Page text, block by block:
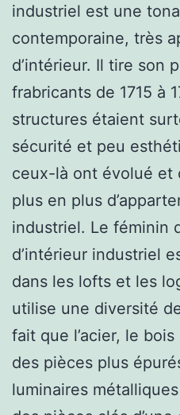
industriel est une
contemporaine, très
d’intérieur. Il tire son
frabricants de 1715 à
structures étaient
sécurité et peu
ceux-là ont évolué et
plus en plus
industriel. Le féminin
d’intérieur industriel
dans les lofts et les
utilise une diversité
fait que l’acier, le
des pièces plus
luminaires